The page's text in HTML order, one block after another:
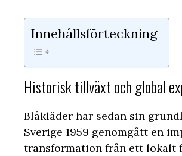
Innehållsförteckning
Historisk tillväxt och global
Blåkläder har sedan sin
Sverige 1959 genomgått en
transformation från ett lokalt